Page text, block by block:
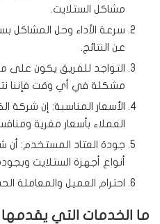
مشاكل الستلايت.
سرعة الأداء وحل المشاكل
عن النتائج.
مشكلة في أي وقت فإننا
الأسعار المناسبة: إن شركة
العملاء بأسعار مغرية
جودة العتاد المستخدم: أن
أنواع أجهزة الستلايت
احترام العميل والمعاملة
ما الخدمات التي